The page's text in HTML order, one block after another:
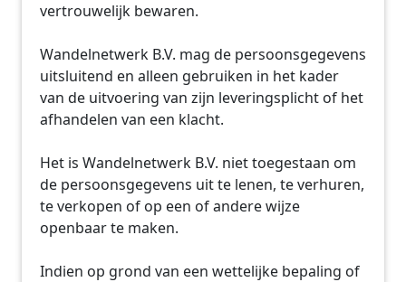
vertrouwelijk bewaren.
Wandelnetwerk B.V. mag de persoonsgegevens
uitsluitend en alleen gebruiken in het kader
van de uitvoering van zijn leveringsplicht of het
afhandelen van een klacht.
Het is Wandelnetwerk B.V. niet toegestaan om
de persoonsgegevens uit te lenen, te verhuren,
te verkopen of op een of andere wijze
openbaar te maken.
Indien op grond van een wettelijke bepaling of